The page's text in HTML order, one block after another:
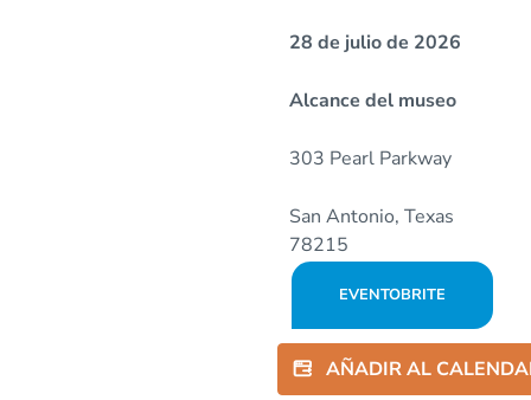
28 de julio de 2026
Alcance del museo
303 Pearl Parkway
San Antonio, Texas
78215
EVENTOBRITE
AÑADIR AL